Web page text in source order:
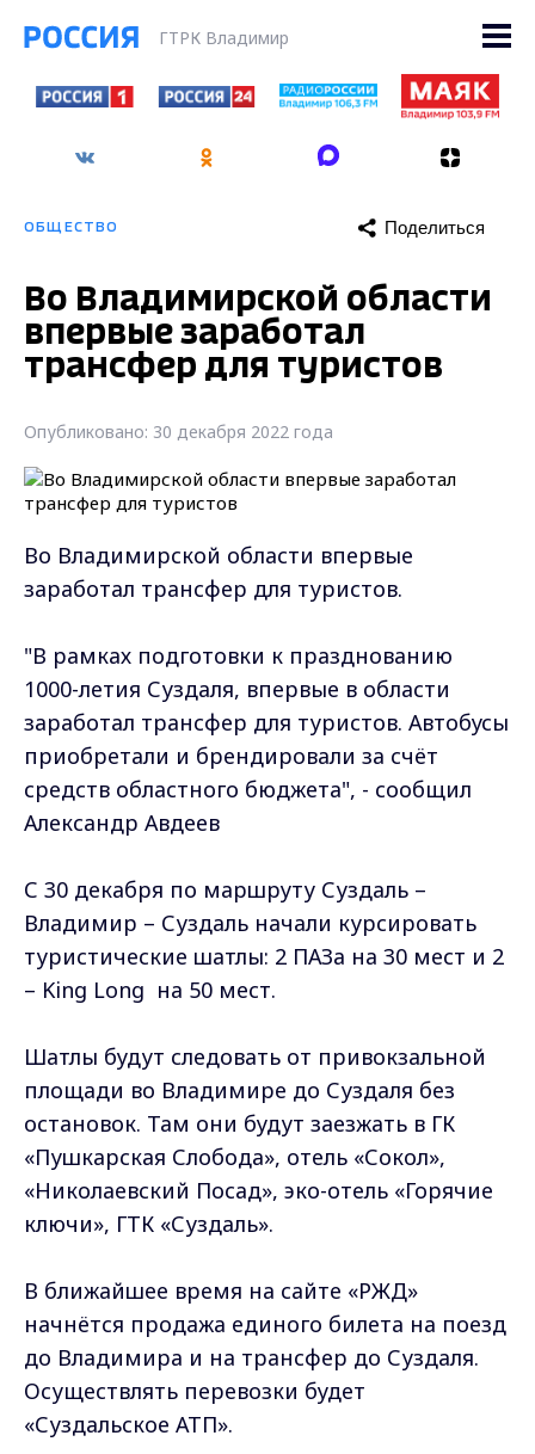
ГТРК Владимир
ОБЩЕСТВО Поделиться
Во Владимирской области
впервые заработал
трансфер для туристов
Опубликовано: 30 декабря 2022 года
Во Владимирской области впервые
заработал трансфер для туристов.
"В рамках подготовки к празднованию
1000-летия Суздаля, впервые в области
заработал трансфер для туристов. Автобусы
приобретали и брендировали за счёт
средств областного бюджета", - сообщил
Александр Авдеев
С 30 декабря по маршруту Суздаль –
Владимир – Суздаль начали курсировать
туристические шатлы: 2 ПАЗа на 30 мест и 2
– King Long на 50 мест.
Шатлы будут следовать от привокзальной
площади во Владимире до Суздаля без
остановок. Там они будут заезжать в ГК
«Пушкарская Слобода», отель «Сокол»,
«Николаевский Посад», эко-отель «Горячие
ключи», ГТК «Суздаль».
В ближайшее время на сайте «РЖД»
начнётся продажа единого билета на поезд
до Владимира и на трансфер до Суздаля.
Осуществлять перевозки будет
«Суздальское АТП».